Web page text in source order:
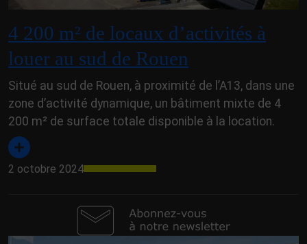
4 200 m² de locaux d’activités à
louer au sud de Rouen
Situé au sud de Rouen, à proximité de l’A13, dans une
zone d’activité dynamique, un bâtiment mixte de 4
200 m² de surface totale disponible à la location.
2 octobre 2024